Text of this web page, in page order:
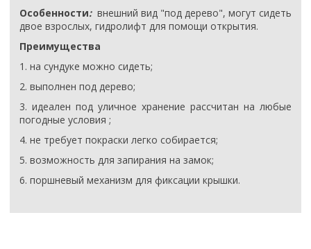
Особенности: внешний вид "под дерево", могут сидеть
двое взрослых, гидролифт для помощи открытия.
Преимущества
1. на сундуке можно сидеть;
2. выполнен под дерево;
3. идеален под уличное хранение рассчитан на любые
погодные условия ;
4. не требует покраски легко собирается;
5. возможность для запирания на замок;
6. поршневый механизм для фиксации крышки.